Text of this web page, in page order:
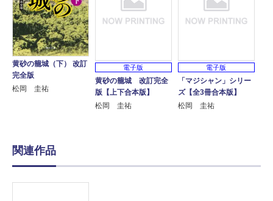
黄砂の籠城（下） 改訂
完全版
松岡 圭祐
電子版
黄砂の籠城 改訂完全
版【上下合本版】
松岡 圭祐
電子版
「マジシャン」シリー
ズ【全3冊合本版】
松岡 圭祐
関連作品